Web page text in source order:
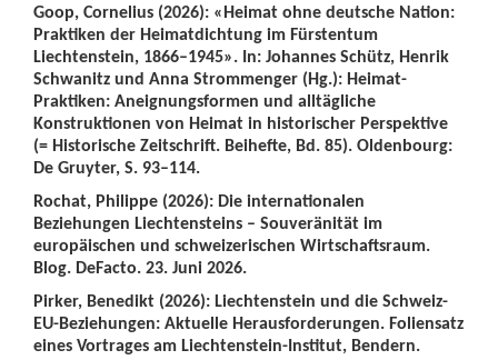
Goop, Cornelius (2026): «Heimat ohne deutsche Nation:
Praktiken der Heimatdichtung im Fürstentum
Liechtenstein, 1866–1945». In: Johannes Schütz, Henrik
Schwanitz und Anna Strommenger (Hg.): Heimat-
Praktiken: Aneignungsformen und alltägliche
Konstruktionen von Heimat in historischer Perspektive
(= Historische Zeitschrift. Beihefte, Bd. 85). Oldenbourg:
De Gruyter, S. 93–114.
Rochat, Philippe (2026): Die internationalen
Beziehungen Liechtensteins – Souveränität im
europäischen und schweizerischen Wirtschaftsraum.
Blog. DeFacto. 23. Juni 2026.
Pirker, Benedikt (2026): Liechtenstein und die Schweiz-
EU-Beziehungen: Aktuelle Herausforderungen. Foliensatz
eines Vortrages am Liechtenstein-Institut, Bendern.